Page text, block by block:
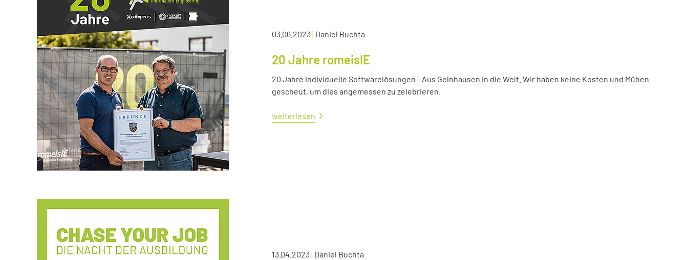
03.06.2023| Daniel Buchta
20 Jahre romeisIE
20 Jahre individuelle Softwarelösungen - Aus Gelnhausen in die Welt. Wir haben keine Kosten und Mühen
gescheut, um dies angemessen zu zelebrieren.
weiterlesen
13.04.2023| Daniel Buchta